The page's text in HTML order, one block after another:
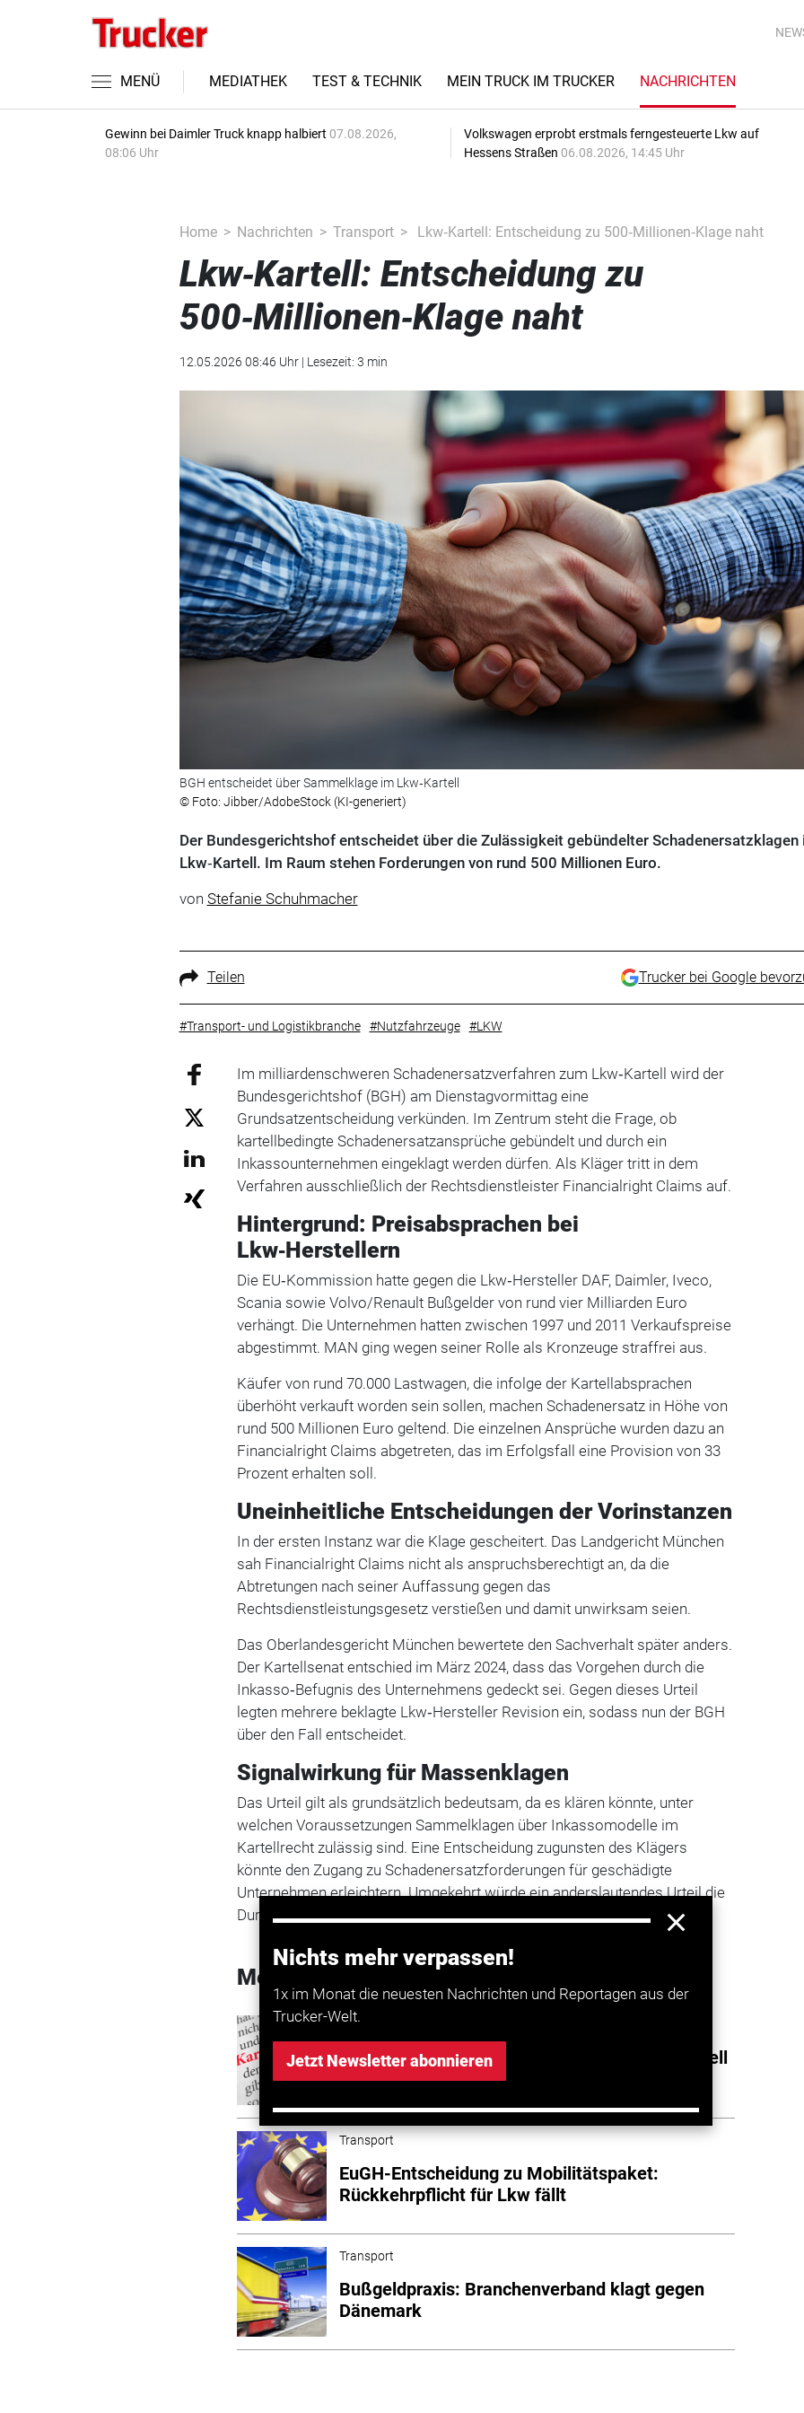
MENÜ MEDIATHEK TEST & TECHNIK MEIN TRUCK IM TRUCKER NACHRICHTEN
Gewinn bei Daimler Truck knapp halbiert 07.08.2026,
08:06 Uhr
Volkswagen erprobt erstmals ferngesteuerte Lkw auf
Hessens Straßen 06.08.2026, 14:45 Uhr
Home Nachrichten Transport Lkw‑Kartell: Entscheidung zu 500‑Millionen‑Klage naht
Lkw‑Kartell: Entscheidung zu
500‑Millionen‑Klage naht
12.05.2026 08:46 Uhr | Lesezeit: 3 min
BGH entscheidet über Sammelklage im Lkw‑Kartell
© Foto: Jibber/AdobeStock (KI-generiert)
Der Bundesgerichtshof entscheidet über die Zulässigkeit gebündelter Schadenersatzklagen
Lkw‑Kartell. Im Raum stehen Forderungen von rund 500 Millionen Euro.
von Stefanie Schuhmacher
Teilen Trucker bei Google
#Transport- und Logistikbranche #Nutzfahrzeuge #LKW
Nichts mehr verpassen!
1x im Monat die neuesten Nachrichten und Reportagen aus der
Trucker-Welt.
Jetzt Newsletter abonnieren
Im milliardenschweren Schadenersatzverfahren zum Lkw‑Kartell wird der
Bundesgerichtshof (BGH) am Dienstagvormittag eine
Grundsatzentscheidung verkünden. Im Zentrum steht die Frage, ob
kartellbedingte Schadenersatzansprüche gebündelt und durch ein
Inkassounternehmen eingeklagt werden dürfen. Als Kläger tritt in dem
Verfahren ausschließlich der Rechtsdienstleister Financialright Claims auf.
Hintergrund: Preisabsprachen bei
Lkw‑Herstellern
Die EU‑Kommission hatte gegen die Lkw‑Hersteller DAF, Daimler, Iveco,
Scania sowie Volvo/Renault Bußgelder von rund vier Milliarden Euro
verhängt. Die Unternehmen hatten zwischen 1997 und 2011 Verkaufspreise
abgestimmt. MAN ging wegen seiner Rolle als Kronzeuge straffrei aus.
Käufer von rund 70.000 Lastwagen, die infolge der Kartellabsprachen
überhöht verkauft worden sein sollen, machen Schadenersatz in Höhe von
rund 500 Millionen Euro geltend. Die einzelnen Ansprüche wurden dazu an
Financialright Claims abgetreten, das im Erfolgsfall eine Provision von 33
Prozent erhalten soll.
Uneinheitliche Entscheidungen der Vorinstanzen
In der ersten Instanz war die Klage gescheitert. Das Landgericht München
sah Financialright Claims nicht als anspruchsberechtigt an, da die
Abtretungen nach seiner Auffassung gegen das
Rechtsdienstleistungsgesetz verstießen und damit unwirksam seien.
Das Oberlandesgericht München bewertete den Sachverhalt später anders.
Der Kartellsenat entschied im März 2024, dass das Vorgehen durch die
Inkasso‑Befugnis des Unternehmens gedeckt sei. Gegen dieses Urteil
legten mehrere beklagte Lkw‑Hersteller Revision ein, sodass nun der BGH
über den Fall entscheidet.
Signalwirkung für Massenklagen
Das Urteil gilt als grundsätzlich bedeutsam, da es klären könnte, unter
welchen Voraussetzungen Sammelklagen über Inkassomodelle im
Kartellrecht zulässig sind. Eine Entscheidung zugunsten des Klägers
könnte den Zugang zu Schadenersatzforderungen für geschädigte
Unternehmen erleichtern. Umgekehrt würde ein anderslautendes Urteil die
Durchsetzung gebündelter Ansprüche deutlich erschweren.
Mehr zum Thema entdecken
Transport
BGL leitet weitere Klagewelle gegen Lkw-Kartell
ein
Transport
EuGH-Entscheidung zu Mobilitätspaket:
Rückkehrpflicht für Lkw fällt
Transport
Bußgeldpraxis: Branchenverband klagt gegen
Dänemark